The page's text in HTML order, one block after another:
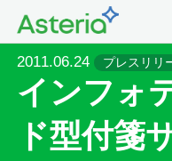
2011.06.24 プレスリリ
インフォ
ド型付箋